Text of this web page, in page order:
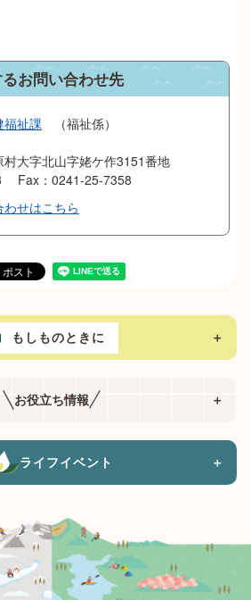
お問い合わせ先
福祉課
福祉係
大字北山字姥ケ作3151番地
Fax：0241-25-7358
せはこちら
もしものときに ＋
お役立ち情報 ＋
ライフイベント ＋